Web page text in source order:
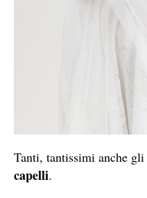
Tanti, tantissimi anche gli
capelli.